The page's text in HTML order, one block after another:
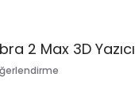
2 Max 3D Yazıcı